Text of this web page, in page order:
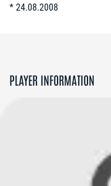
* 24.08.2008
PLAYER INFORMATION